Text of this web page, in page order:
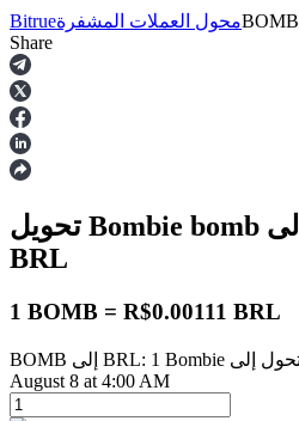
العقود الآجلة
العقود الآجلة USDT
Bitrueمحول العملات المشفرةBOMB
Share
تحويل Bombie bomb
BRL
1 BOMB = R$0.00111 BRL
BOMB إلى BRL: 1 Bombie يتحول إلى R$0.00111 BRL اعتباراً من
August 8 at 4:00 AM